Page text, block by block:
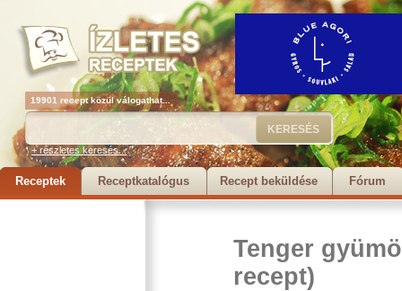
19901 recept közül válogathat...
+ részletes keresés...
Receptek Receptkatalógus Recept beküldése Fórum
Tenger
recept)